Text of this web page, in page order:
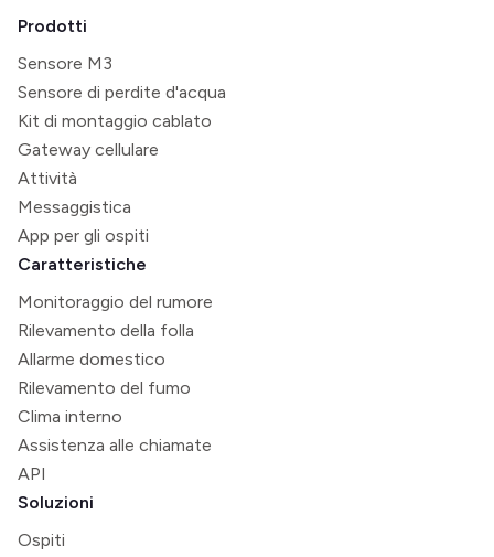
Prodotti
Sensore M3
Sensore di perdite d'acqua
Kit di montaggio cablato
Gateway cellulare
Attività
Messaggistica
App per gli ospiti
Caratteristiche
Monitoraggio del rumore
Rilevamento della folla
Allarme domestico
Rilevamento del fumo
Clima interno
Assistenza alle chiamate
API
Soluzioni
Ospiti